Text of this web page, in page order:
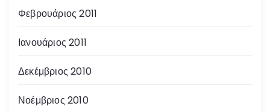
Φεβρουάριος 2011
Ιανουάριος 2011
Δεκέμβριος 2010
Νοέμβριος 2010